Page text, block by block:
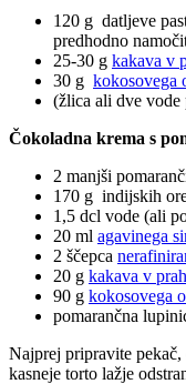
120 g datljeve
predhodno
25-30 g kakava v
30 g kokosovega
(žlica ali dve vode
Čokoladna krema s
2 manjši
170 g indijskih
1,5 dcl vode (ali
20 ml agavinega
2 ščepca
20 g kakava v
90 g kokosovega
pomarančna
Najprej pripravite
kasneje torto lažje